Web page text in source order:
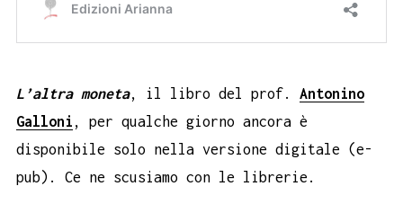
L’altra moneta, il libro del prof. Antonino
Galloni , per qualche giorno ancora è
disponibile solo nella versione digitale (e-
pub). Ce ne scusiamo con le librerie.